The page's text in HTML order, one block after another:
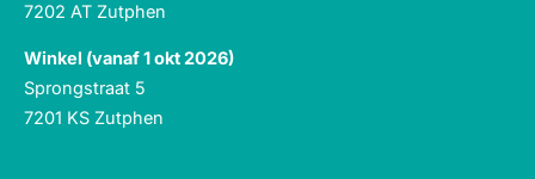
7202 AT Zutphen
Winkel (vanaf 1 okt 2026)
Sprongstraat 5
7201 KS Zutphen